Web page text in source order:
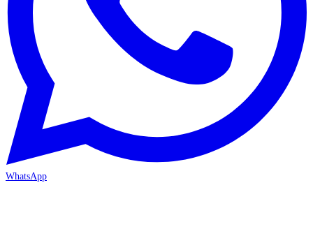
WhatsApp